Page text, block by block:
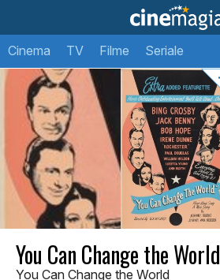
Cinema TV Filme Seriale
You Can Change the World
You Can Change the World